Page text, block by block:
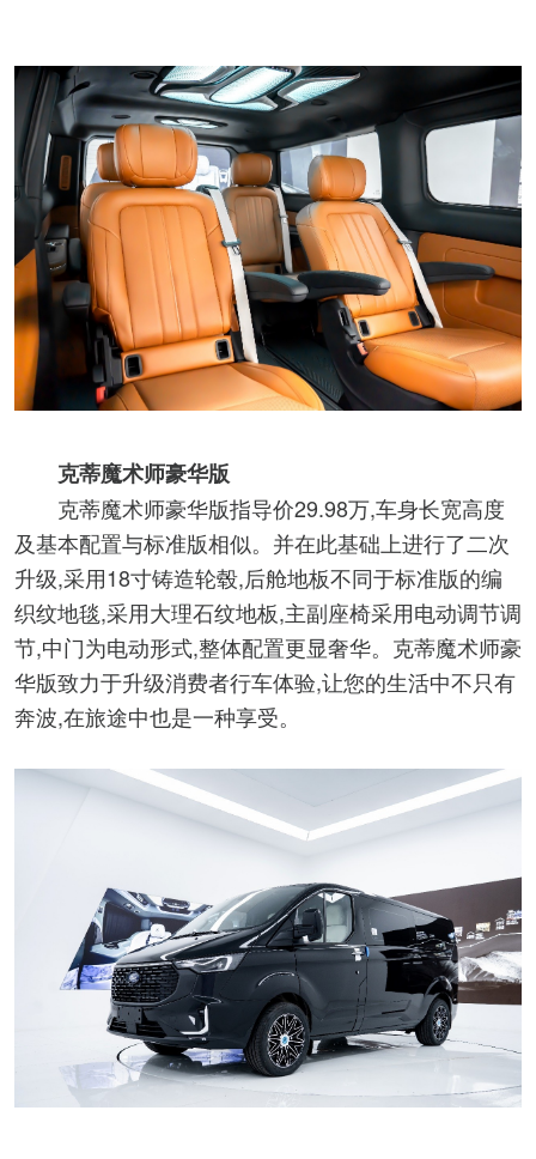
克蒂魔术师豪华版
克蒂魔术师豪华版指导价29.98万,车身长宽高度
及基本配置与标准版相似。并在此基础上进行了二次
升级,采用18寸铸造轮毂,后舱地板不同于标准版的编
织纹地毯,采用大理石纹地板,主副座椅采用电动调节调
节,中门为电动形式,整体配置更显奢华。克蒂魔术师豪
华版致力于升级消费者行车体验,让您的生活中不只有
奔波,在旅途中也是一种享受。